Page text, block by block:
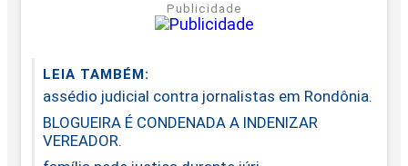
Publicidade
LEIA TAMBÉM:
assédio judicial contra jornalistas em Rondônia.
BLOGUEIRA É CONDENADA A INDENIZAR
VEREADOR.